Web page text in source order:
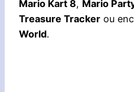
Mario Kart 8, Mario
Treasure Tracker ou
World.